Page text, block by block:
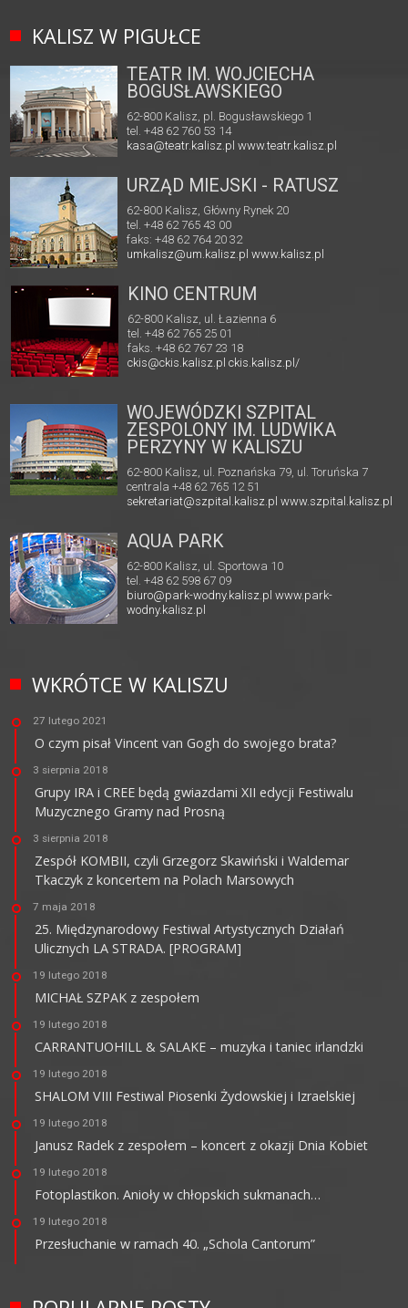
KALISZ W PIGUŁCE
TEATR IM. WOJCIECHA
BOGUSŁAWSKIEGO
62-800 Kalisz, pl. Bogusławskiego 1
tel. +48 62 760 53 14
kasa@teatr.kalisz.pl www.teatr.kalisz.pl
URZĄD MIEJSKI - RATUSZ
62-800 Kalisz, Główny Rynek 20
tel. +48 62 765 43 00
faks: +48 62 764 20 32
umkalisz@um.kalisz.plwww.kalisz.pl
KINO CENTRUM
62-800 Kalisz, ul. Łazienna 6
tel. +48 62 765 25 01
faks. +48 62 767 23 18
ckis@ckis.kalisz.pl ckis.kalisz.pl/
WOJEWÓDZKI SZPITAL
ZESPOLONY IM. LUDWIKA
PERZYNY W KALISZU
62-800 Kalisz, ul. Poznańska 79, ul. Toruńska 7
centrala +48 62 765 12 51
sekretariat@szpital.kalisz.pl www.szpital.kalisz.pl
AQUA PARK
62-800 Kalisz, ul. Sportowa 10
tel. +48 62 598 67 09
biuro@park-wodny.kalisz.pl www.park-
wodny.kalisz.pl
WKRÓTCE W KALISZU
27 lutego 2021
O czym pisał Vincent van Gogh do swojego brata?
3 sierpnia 2018
Grupy IRA i CREE będą gwiazdami XII edycji Festiwalu
Muzycznego Gramy nad Prosną
3 sierpnia 2018
Zespół KOMBII, czyli Grzegorz Skawiński i Waldemar
Tkaczyk z koncertem na Polach Marsowych
7 maja 2018
25. Międzynarodowy Festiwal Artystycznych Działań
Ulicznych LA STRADA. [PROGRAM]
19 lutego 2018
MICHAŁ SZPAK z zespołem
19 lutego 2018
CARRANTUOHILL & SALAKE – muzyka i taniec irlandzki
19 lutego 2018
SHALOM VIII Festiwal Piosenki Żydowskiej i Izraelskiej
19 lutego 2018
Janusz Radek z zespołem – koncert z okazji Dnia Kobiet
19 lutego 2018
Fotoplastikon. Anioły w chłopskich sukmanach…
19 lutego 2018
Przesłuchanie w ramach 40. „Schola Cantorum”